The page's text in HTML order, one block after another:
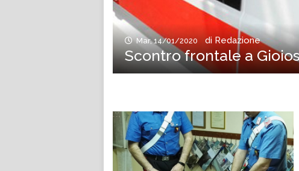
Mar, 14/01/2020 di Redazione
Scontro frontale a